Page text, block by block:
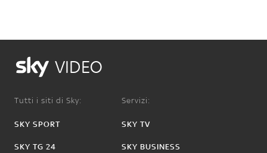
VIDEO
Tutti i siti di Sky:
SKY SPORT
SKY TG 24
Servizi:
SKY TV
SKY BUSINESS